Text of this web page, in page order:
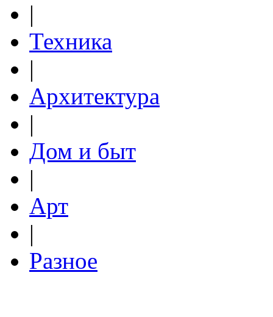
|
Техника
|
Архитектура
|
Дом и быт
|
Арт
|
Разное